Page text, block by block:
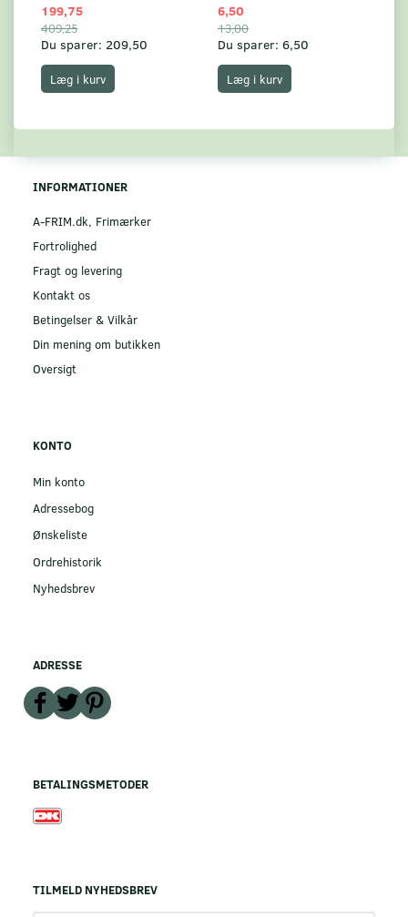
199,75
409,25
Du sparer: 209,50
Læg i kurv
6,50
13,00
Du sparer: 6,50
Læg i kurv
INFORMATIONER
A-FRIM.dk, Frimærker
Fortrolighed
Fragt og levering
Kontakt os
Betingelser & Vilkår
Din mening om butikken
Oversigt
KONTO
Min konto
Adressebog
Ønskeliste
Ordrehistorik
Nyhedsbrev
ADRESSE
BETALINGSMETODER
TILMELD NYHEDSBREV